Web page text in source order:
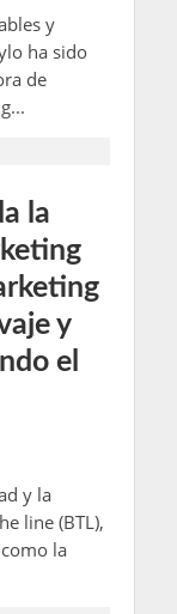
y
ha sido
de
la
y
el
y la
line (BTL),
la